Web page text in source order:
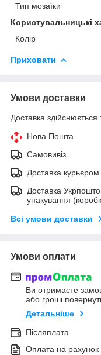
Тип мозаїки
Користувальницькі
Колір
Приховати
Умови доставки
Доставка здійснюється
Нова Пошта
Самовивіз
Доставка
Доставка
упакування
Всі умови доставки
Умови оплати
Ви отримаєте
або гроші
Детальніше
Післяплата
Оплата на рахунок